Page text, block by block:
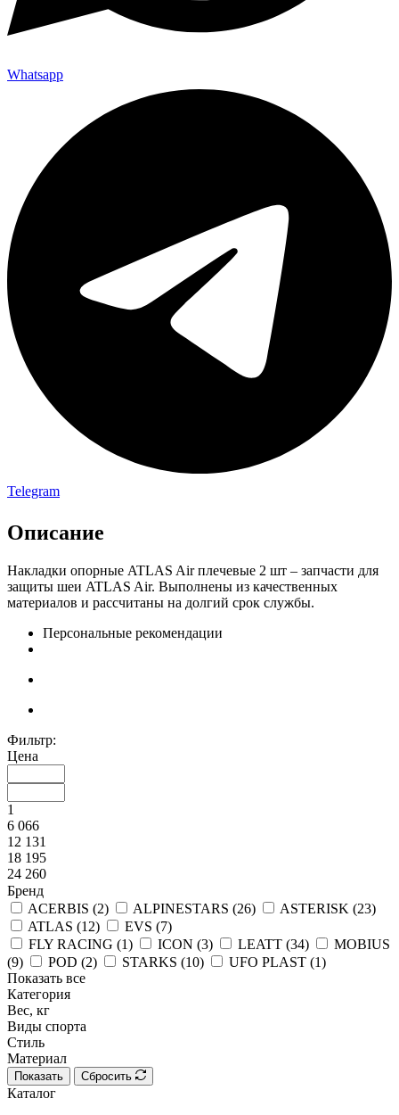
Whatsapp
Telegram
Описание
Накладки опорные ATLAS Air плечевые 2 шт – запчасти для
защиты шеи ATLAS Air. Выполнены из качественных
материалов и рассчитаны на долгий срок службы.
Персональные рекомендации
Фильтр:
Цена
1
6 066
12 131
18 195
24 260
Бренд
ACERBIS (2) ALPINESTARS (26) ASTERISK (23)
ATLAS (12) EVS (7)
FLY RACING (1) ICON (3) LEATT (34)
MOBIUS
(9) POD (2) STARKS (10) UFO PLAST (1)
Показать все
Категория
Вес, кг
Виды спорта
Стиль
Материал
Показать Сбросить
Каталог